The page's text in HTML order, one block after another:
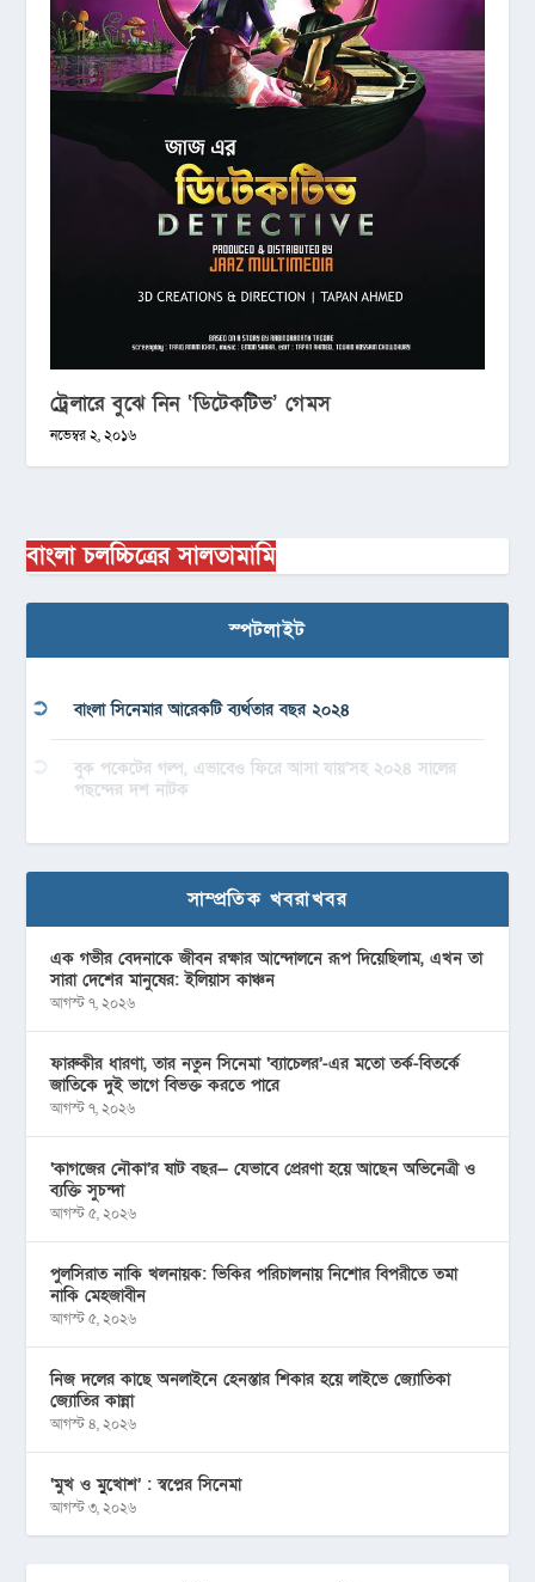
ট্রেলারে বুঝে নিন ‘ডিটেকটিভ’ গেমস
নভেম্বর ২, ২০১৬
বাংলা চলচ্চিত্রের সালতামামি
স্পটলাইট
বাংলা সিনেমার আরেকটি ব্যর্থতার বছর ২০২৪
বুক পকেটের গল্প, এভাবেও ফিরে আসা যায়’সহ ২০২৪ সালের
পছন্দের দশ নাটক
সাম্প্রতিক খবরাখবর
এক গভীর বেদনাকে জীবন রক্ষার আন্দোলনে রূপ দিয়েছিলাম, এখন তা
সারা দেশের মানুষের: ইলিয়াস কাঞ্চন
আগস্ট ৭, ২০২৬
ফারুকীর ধারণা, তার নতুন সিনেমা ‘ব্যাচেলর’-এর মতো তর্ক-বিতর্কে
জাতিকে দুই ভাগে বিভক্ত করতে পারে
আগস্ট ৭, ২০২৬
‘কাগজের নৌকা’র ষাট বছর— যেভাবে প্রেরণা হয়ে আছেন অভিনেত্রী ও
ব্যক্তি সুচন্দা
আগস্ট ৫, ২০২৬
পুলসিরাত নাকি খলনায়ক: ভিকির পরিচালনায় নিশোর বিপরীতে তমা
নাকি মেহজাবীন
আগস্ট ৫, ২০২৬
নিজ দলের কাছে অনলাইনে হেনস্তার শিকার হয়ে লাইভে জ্যোতিকা
জ্যোতির কান্না
আগস্ট ৪, ২০২৬
‘মুখ ও মু্খোশ’ : স্বপ্নের সিনেমা
আগস্ট ৩, ২০২৬